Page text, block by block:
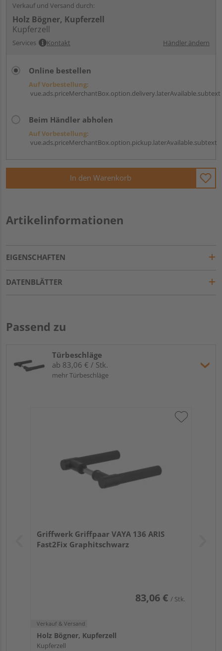
Verkauf und Versand durch:
Holz Bögner, Kupferzell
Kupferzell
Services Kontakt Händler ändern
Online bestellen
Auf Vorbestellung:
vue.ads.priceMerchantBox.option.delivery.laterAvailable.subtext
Beim Händler abholen
Auf Vorbestellung:
vue.ads.priceMerchantBox.option.pickup.laterAvailable.subtext
In den Warenkorb
Artikelinformationen
EIGENSCHAFTEN
DATENBLÄTTER
Passend zu
Türbeschläge
ab 83,06 € / Stk.
mehr Türbeschläge
Griffwerk Griffpaar VAYA 136 ARIS
Fast2Fix Graphitschwarz
83,06 € / Stk.
Verkauf & Versand
Holz Bögner, Kupferzell
Kupferzell